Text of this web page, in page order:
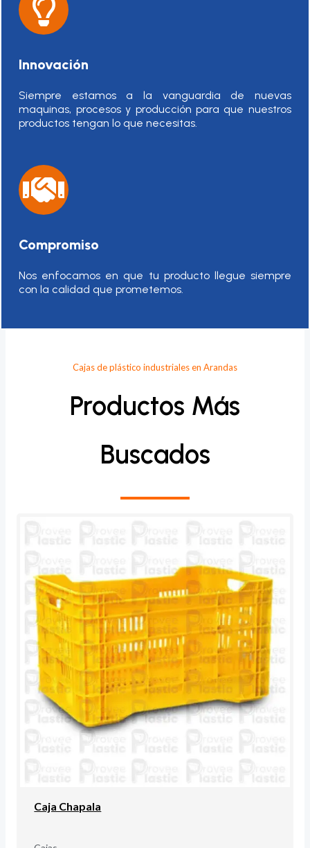
Innovación
Siempre estamos a la vanguardia de nuevas
maquinas, procesos y producción para que nuestros
productos tengan lo que necesitas.
Compromiso
Nos enfocamos en que tu producto llegue siempre
con la calidad que prometemos.
Cajas de plástico industriales en Arandas
Productos Más
Buscados
Caja Chapala